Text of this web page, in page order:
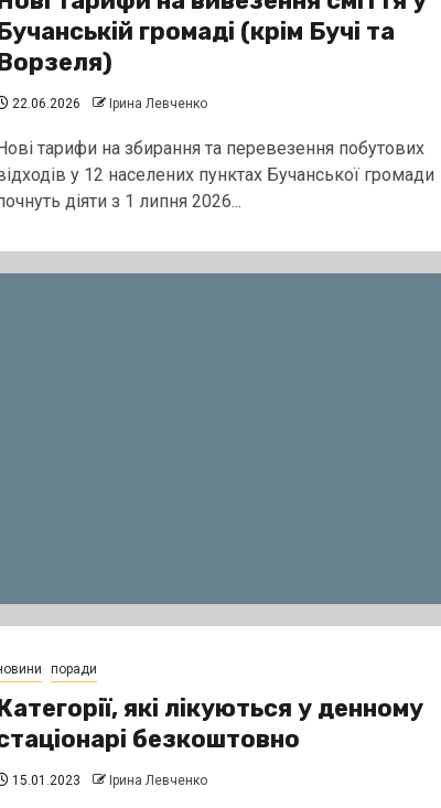
громаді (крім Бучі та
22.06.2026 Ірина Левченко
тарифи на збирання та перевезення побутових
у 12 населених пунктах Бучанської громади
діяти з 1 липня 2026...
поради
які лікуються у денному
безкоштовно
15.01.2023 Ірина Левченко